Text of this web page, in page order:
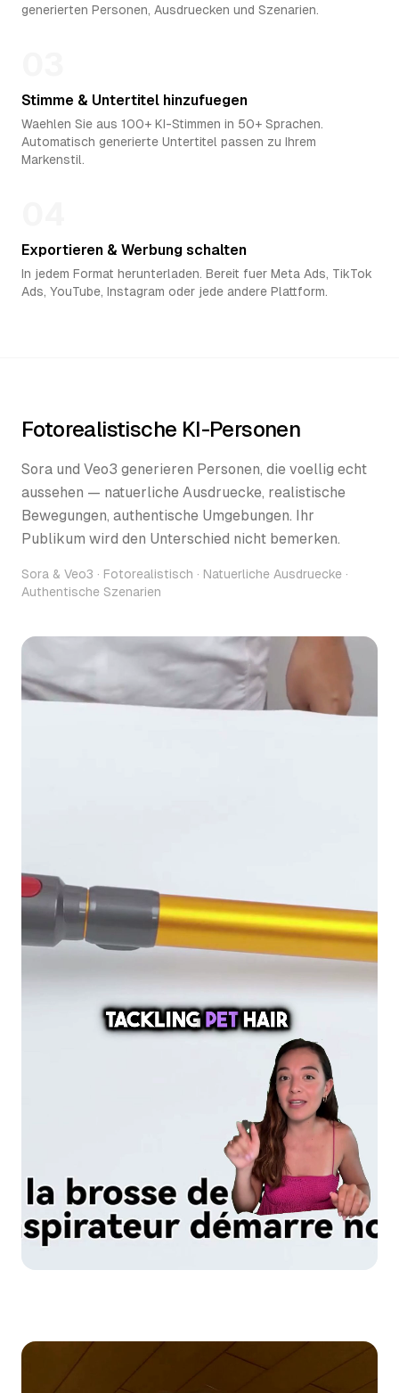
generierten Personen, Ausdruecken und Szenarien.
Stimme & Untertitel hinzufuegen
Waehlen Sie aus 100+ KI-Stimmen in 50+ Sprachen.
Automatisch generierte Untertitel passen zu Ihrem
Markenstil.
Exportieren & Werbung schalten
In jedem Format herunterladen. Bereit fuer Meta Ads, TikTok
Ads, YouTube, Instagram oder jede andere Plattform.
Fotorealistische KI-Personen
Sora und Veo3 generieren Personen, die voellig echt
aussehen — natuerliche Ausdruecke, realistische
Bewegungen, authentische Umgebungen. Ihr
Publikum wird den Unterschied nicht bemerken.
Sora & Veo3 · Fotorealistisch · Natuerliche Ausdruecke ·
Authentische Szenarien